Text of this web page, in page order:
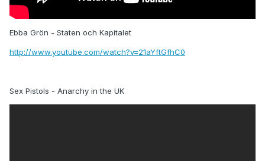
Ebba Grön - Staten och Kapitalet
http://www.youtube.com/watch?v=21aYftGfhC0
Sex Pistols - Anarchy in the UK